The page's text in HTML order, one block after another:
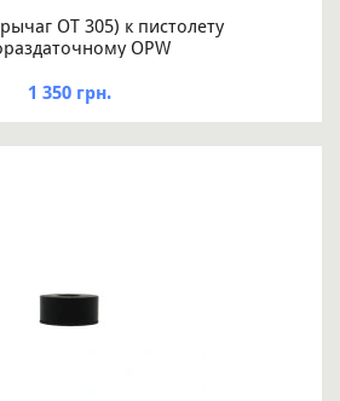
ОТ 305) к пистолету
OPW
1 350 грн.